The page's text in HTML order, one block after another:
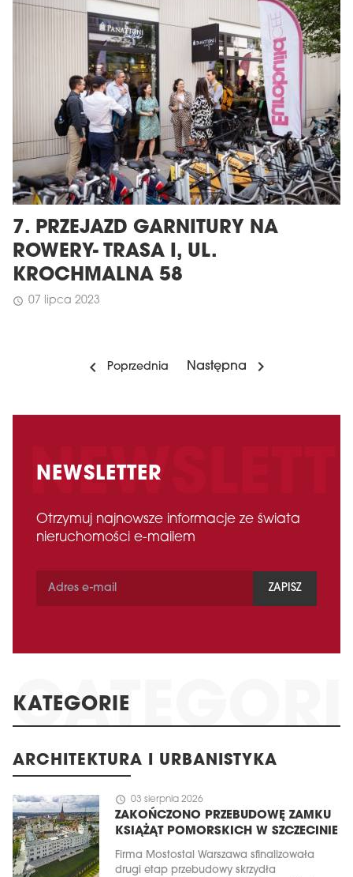
7. PRZEJAZD GARNITURY NA
ROWERY- TRASA I, UL.
KROCHMALNA 58
schedule 07 lipca 2023
Poprzednia Następna
NEWSLETTER
Otrzymuj najnowsze informacje ze świata
nieruchomości e-mailem
ZAPISZ
KATEGORIE
ARCHITEKTURA I URBANISTYKA
schedule 03 sierpnia 2026
ZAKOŃCZONO PRZEBUDOWĘ ZAMKU
KSIĄŻĄT POMORSKICH W SZCZECINIE
Firma Mostostal Warszawa sfinalizowała
drugi etap przebudowy skrzydła